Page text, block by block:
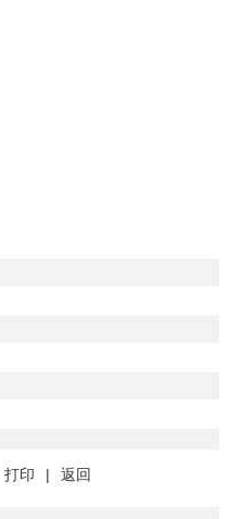
打印 | 返回